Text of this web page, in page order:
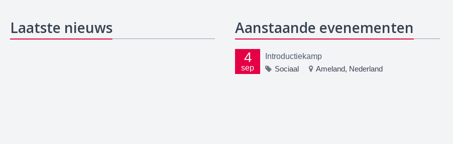
Laatste nieuws Aanstaande evenementen
4
sep
Introductiekamp
Sociaal
Ameland, Nederland